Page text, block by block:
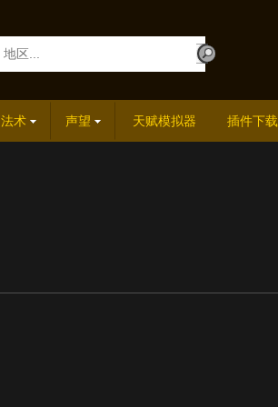
法术 声望 天赋模拟器 插件下载